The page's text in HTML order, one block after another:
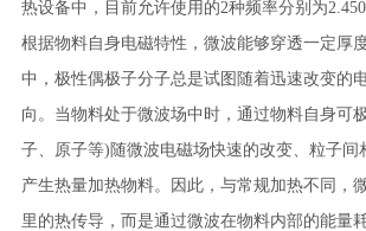
热设备中，目前允许使用的2种频率分别为2.450
根据物料自身电磁特性，微波能够穿透一定厚
中，极性偶极子分子总是试图随着迅速改变的
向。当物料处于微波场中时，通过物料自身可
子、原子等)随微波电磁场快速的改变、粒子间
产生热量加热物料。因此，与常规加热不同，
里的热传导，而是通过微波在物料内部的能量